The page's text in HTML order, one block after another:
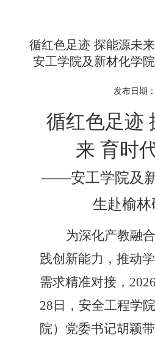
循红色足迹 探能源未
安工学院及新材化学
发布日期
循红色足迹
来 育时
——安工学院及
生赴榆林
为深化产教融
践创新能力，推动
需求精准对接，
28日，安全工程学
院）党委书记胡颖